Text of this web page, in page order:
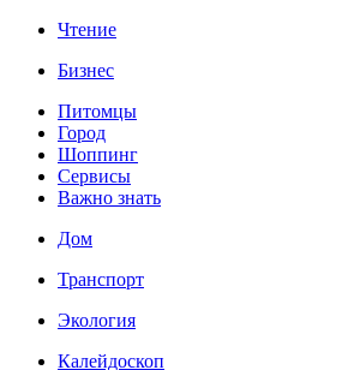
Чтение
Бизнес
Питомцы
Город
Шоппинг
Сервисы
Важно знать
Дом
Транспорт
Экология
Калейдоскоп